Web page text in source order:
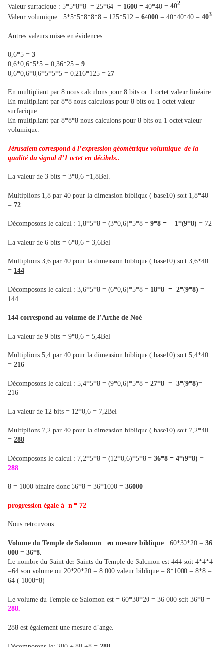
Valeur surfacique : 5*5*8*8 = 25*64 = 1600 = 40*40 = 402
Valeur volumique : 5*5*5*8*8*8 = 125*512 = 64000 = 40*40*40 = 403
Autres valeurs mises en évidences :
0,6*5 = 3
0,6*0,6*5*5 = 0,36*25 = 9
0,6*0,6*0,6*5*5*5 = 0,216*125 = 27
En multipliant par 8 nous calculons pour 8 bits ou 1 octet valeur linéaire.
En multipliant par 8*8 nous calculons pour 8 bits ou 1 octet valeur
surfacique.
En multipliant par 8*8*8 nous calculons pour 8 bits ou 1 octet valeur
volumique.
Jérusalem correspond à l’expression géométrique volumique de la
qualité du signal d’1 octet en décibels..
La valeur de 3 bits = 3*0,6 =1,8Bel.
Multiplions 1,8 par 40 pour la dimension biblique ( base10) soit 1,8*40
= 72
Décomposons le calcul : 1,8*5*8 = (3*0,6)*5*8 = 9*8 = 1*(9*8) = 72
La valeur de 6 bits = 6*0,6 = 3,6Bel
Multiplions 3,6 par 40 pour la dimension biblique ( base10) soit 3,6*40
= 144
Décomposons le calcul : 3,6*5*8 = (6*0,6)*5*8 = 18*8 = 2*(9*8) =
144
144 correspond au volume de l’Arche de Noé
La valeur de 9 bits = 9*0,6 = 5,4Bel
Multiplions 5,4 par 40 pour la dimension biblique ( base10) soit 5,4*40
= 216
Décomposons le calcul : 5,4*5*8 = (9*0,6)*5*8 = 27*8 = 3*(9*8)=
216
La valeur de 12 bits = 12*0,6 = 7,2Bel
Multiplions 7,2 par 40 pour la dimension biblique ( base10) soit 7,2*40
= 288
Décomposons le calcul : 7,2*5*8 = (12*0,6)*5*8 = 36*8 = 4*(9*8) =
288
8 = 1000 binaire donc 36*8 = 36*1000 = 36000
progression égale à n * 72
Nous retrouvons :
Volume du Temple de Salomon en mesure biblique : 60*30*20 = 36
000 = 36*8.
Le nombre du Saint des Saints du Temple de Salomon est 444 soit 4*4*4
=64 son volume ou 20*20*20 = 8 000 valeur biblique = 8*1000 = 8*8 =
64 ( 1000=8)
Le volume du Temple de Salomon est = 60*30*20 = 36 000 soit 36*8 =
288.
288 est également une mesure d’ange.